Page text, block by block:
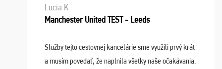
Lucia K.
Manchester United TEST - Leeds
Služby tejto cestovnej kancelárie sme využili prvý krát
a musím povedať, že naplnila všetky naše očakávania.